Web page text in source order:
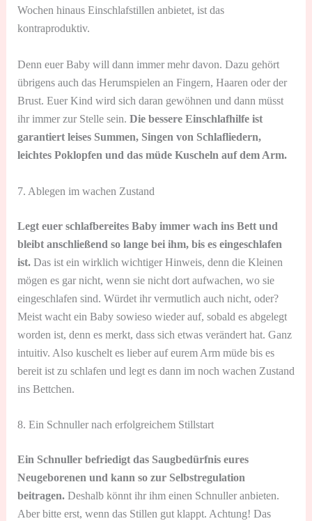
Wochen hinaus Einschlafstillen anbietet, ist das
kontraproduktiv.
Denn euer Baby will dann immer mehr davon. Dazu gehört
übrigens auch das Herumspielen an Fingern, Haaren oder der
Brust. Euer Kind wird sich daran gewöhnen und dann müsst
ihr immer zur Stelle sein. Die bessere Einschlafhilfe ist
garantiert leises Summen, Singen von Schlafliedern,
leichtes Poklopfen und das müde Kuscheln auf dem Arm.
7. Ablegen im wachen Zustand
Legt euer schlafbereites Baby immer wach ins Bett und
bleibt anschließend so lange bei ihm, bis es eingeschlafen
ist.Das ist ein wirklich wichtiger Hinweis, denn die Kleinen
mögen es gar nicht, wenn sie nicht dort aufwachen, wo sie
eingeschlafen sind. Würdet ihr vermutlich auch nicht, oder?
Meist wacht ein Baby sowieso wieder auf, sobald es abgelegt
worden ist, denn es merkt, dass sich etwas verändert hat. Ganz
intuitiv. Also kuschelt es lieber auf eurem Arm müde bis es
bereit ist zu schlafen und legt es dann im noch wachen Zustand
ins Bettchen.
8. Ein Schnuller nach erfolgreichem Stillstart
Ein Schnuller befriedigt das Saugbedürfnis eures
Neugeborenen und kann so zur Selbstregulation
beitragen.Deshalb könnt ihr ihm einen Schnuller anbieten.
Aber bitte erst, wenn das Stillen gut klappt. Achtung! Das